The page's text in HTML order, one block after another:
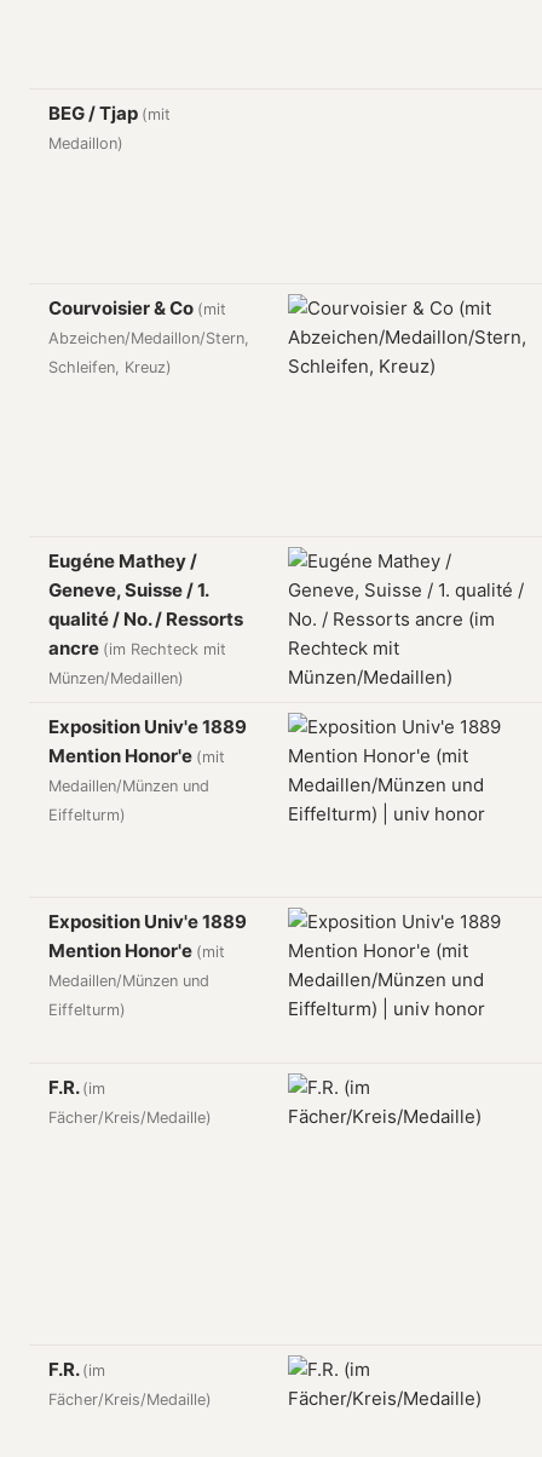
BEG / Tjap (mit
Medaillon)
Courvoisier & Co (mit
Abzeichen/Medaillon/Stern,
Schleifen, Kreuz)
Eugéne Mathey /
Geneve, Suisse / 1.
qualité / No. / Ressorts
ancre (im Rechteck mit
Münzen/Medaillen)
Exposition Univ'e 1889
Mention Honor'e (mit
Medaillen/Münzen und
Eiffelturm)
Exposition Univ'e 1889
Mention Honor'e (mit
Medaillen/Münzen und
Eiffelturm)
F.R. (im
Fächer/Kreis/Medaille)
F.R. (im
Fächer/Kreis/Medaille)